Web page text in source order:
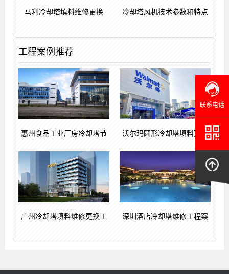
马利冷却塔填料维修更换 冷却塔风机技术参数和特点
工程案例推荐
惠州食品工业厂房冷却塔节 沃尔玛圆形冷却塔填料更换
广州冷却塔填料维修更换工 深圳酒店冷却塔维修工程案
联系电话